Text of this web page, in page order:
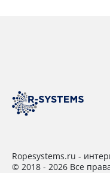
Ropesystems.ru -
© 2018 - 2026 Все